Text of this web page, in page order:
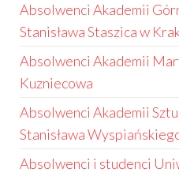
Absolwenci Akademii
Stanisława Staszica w
Absolwenci Akademii
Kuzniecowa
Absolwenci Akademii
Stanisława
Absolwenci i studenci